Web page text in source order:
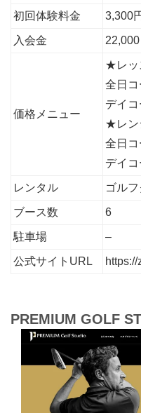
初回体験料金 3,300
入会金 22,000
価格メニュー
★レッ
全日コ
デイコ
★レン
全日コ
デイコ
レンタル ゴル
ブース数 6
駐車場 –
公式サイトURL
PREMIUM GOLF